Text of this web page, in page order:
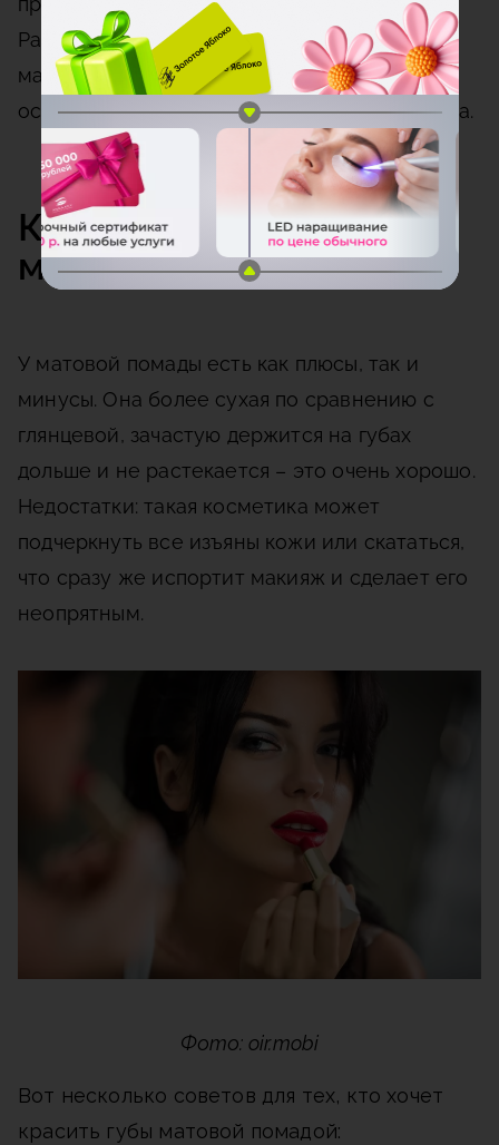
Рассмотрим, как правильно наносится
матовая помада на губы, и расскажем об
основных особенностях идеального мейкапа.
Критерии выбора
матовой помады
У матовой помады есть как плюсы, так и
минусы. Она более сухая по сравнению с
глянцевой, зачастую держится на губах
дольше и не растекается – это очень хорошо.
Недостатки: такая косметика может
подчеркнуть все изъяны кожи или скататься,
что сразу же испортит макияж и сделает его
неопрятным.
Фото: oir.mobi
Вот несколько советов для тех, кто хочет
красить губы матовой помадой: